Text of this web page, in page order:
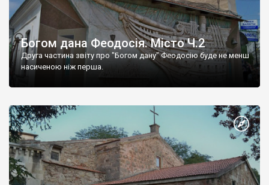
Богом дана Феодосія. Місто Ч.2
Друга частина звіту про "Богом дану" Феодосію буде не менш
насиченою ніж перша.